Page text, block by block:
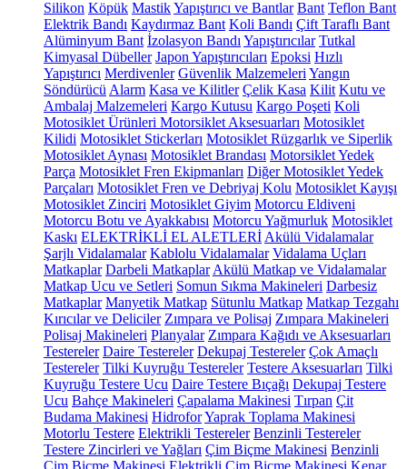
Silikon Köpük MastikYapıştırıcı ve Bantlar Bant Teflon Bant
Elektrik Bandı Kaydırmaz Bant Koli Bandı Çift Taraflı Bant
Alüminyum Bant İzolasyon Bandı Yapıştırıcılar Tutkal
Kimyasal Dübeller Japon Yapıştırıcıları Epoksi Hızlı
Yapıştırıcı Merdivenler Güvenlik Malzemeleri Yangın
Söndürücü Alarm Kasa ve Kilitler Çelik Kasa Kilit Kutu ve
Ambalaj Malzemeleri Kargo Kutusu Kargo Poşeti Koli
Motosiklet Ürünleri Motorsiklet Aksesuarları Motosiklet
Kilidi Motosiklet Stickerları Motosiklet Rüzgarlık ve Siperlik
Motosiklet Aynası Motosiklet Brandası Motorsiklet Yedek
Parça Motosiklet Fren Ekipmanları Diğer Motosiklet Yedek
Parçaları Motosiklet Fren ve Debriyaj Kolu Motosiklet Kayışı
Motosiklet Zinciri Motosiklet Giyim Motorcu Eldiveni
Motorcu Botu ve Ayakkabısı Motorcu Yağmurluk Motosiklet
Kaskı ELEKTRİKLİ EL ALETLERİ Akülü Vidalamalar
Şarjlı Vidalamalar Kablolu Vidalamalar Vidalama Uçları
Matkaplar Darbeli Matkaplar Akülü Matkap ve Vidalamalar
Matkap Ucu ve Setleri Somun Sıkma Makineleri Darbesiz
Matkaplar Manyetik Matkap Sütunlu Matkap Matkap Tezgahı
Kırıcılar ve Deliciler Zımpara ve Polisaj Zımpara Makineleri
Polisaj Makineleri Planyalar Zımpara Kağıdı ve Aksesuarları
Testereler Daire Testereler Dekupaj Testereler Çok Amaçlı
Testereler Tilki Kuyruğu Testereler Testere Aksesuarları Tilki
Kuyruğu Testere Ucu Daire Testere Bıçağı Dekupaj Testere
Ucu Bahçe Makineleri Çapalama Makinesi Tırpan Çit
Budama Makinesi HidroforYaprak Toplama Makinesi
Motorlu Testere Elektrikli Testereler Benzinli Testereler
Testere Zincirleri ve Yağları Çim Biçme Makinesi Benzinli
Çim Biçme Makinesi Elektrikli Çim Biçme Makinesi Kenar